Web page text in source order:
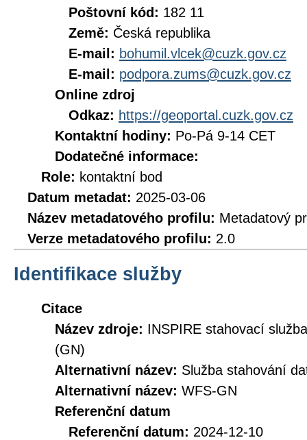
Poštovní kód: 182 11
Země: Česká republika
E-mail: bohumil.vlcek@cuzk.gov.cz
E-mail: podpora.zums@cuzk.gov.cz
Online zdroj
Odkaz: https://geoportal.cuzk.gov.cz
Kontaktní hodiny: Po-Pá 9-14 CET
Dodatečné informace:
Role: kontaktní bod
Datum metadat: 2025-03-06
Název metadatového profilu: Metadatový
Verze metadatového profilu: 2.0
Identifikace služby
Citace
Název zdroje: INSPIRE stahovací
(GN)
Alternativní název: Služba stahování
Alternativní název: WFS-GN
Referenční datum
Referenční datum: 2024-12-10